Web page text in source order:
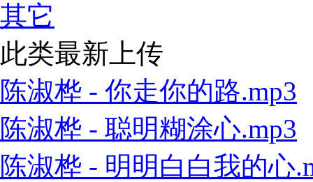
其它
此类最新上传
陈淑桦 - 你走你的路.mp3
陈淑桦 - 聪明糊涂心.mp3
陈淑桦 - 明明白白我的心